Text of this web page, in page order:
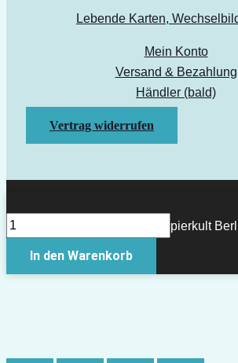
Lebende Karten,
Mein Konto
Versand & Bezahlung
Händler (bald)
Vertrag widerrufen
Copyright © 2026 Papierkult
In den Warenkorb